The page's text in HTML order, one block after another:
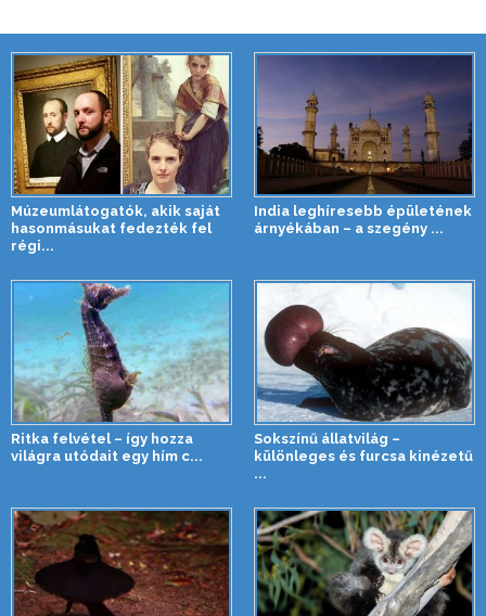
Múzeumlátogatók, akik saját
hasonmásukat fedezték fel
régi...
India leghíresebb épületének
árnyékában – a szegény ...
Ritka felvétel – így hozza
világra utódait egy hím c...
Sokszínű állatvilág –
különleges és furcsa kinézetű
...